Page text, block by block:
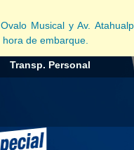
Musical y Av.
de embarque.
Transp. Personal